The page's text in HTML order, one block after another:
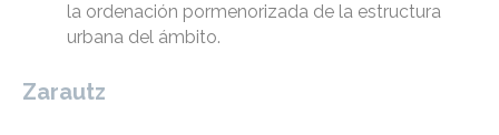
la ordenación pormenorizada de la estructura
urbana del ámbito.
Zarautz